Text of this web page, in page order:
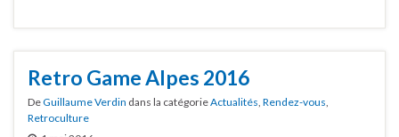
Retro Game Alpes 2016
DeGuillaume Verdin dans la catégorieActualités Rendez-vous
Retroculture